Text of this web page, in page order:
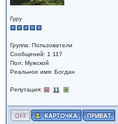
Гуру
Группа: Пользователи
Сообщений: 1 117
Пол: Мужской
Реальное имя: Богдан
Репутация: 11